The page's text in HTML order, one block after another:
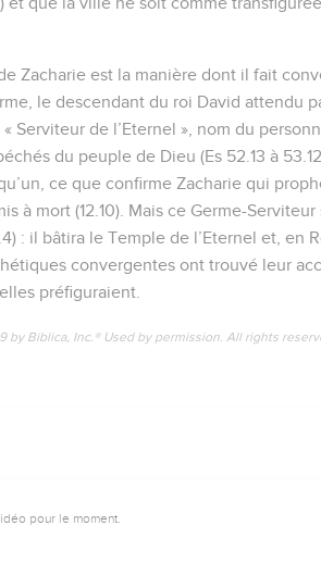
Zacharie est la manière dont il fait
le descendant du roi David attendu
« Serviteur de l’Eternel », nom du
du peuple de Dieu (Es 52.13 à
ce que confirme Zacharie qui
à mort (12.10). Mais ce Germe-Serviteur
: il bâtira le Temple de l’Eternel et, en
convergentes ont trouvé leur
préfiguraient.
by Biblica, Inc.® Used by permission. All rights
pour le moment.